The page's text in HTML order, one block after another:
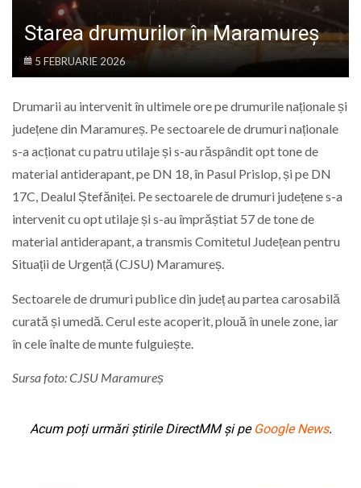
Starea drumurilor în Maramureș
5 FEBRUARIE 2026
Drumarii au intervenit în ultimele ore pe drumurile naționale și
județene din Maramureș. Pe sectoarele de drumuri naționale
s-a acționat cu patru utilaje și s-au răspândit opt tone de
material antiderapant, pe DN 18, în Pasul Prislop, și pe DN
17C, Dealul Ștefăniței. Pe sectoarele de drumuri județene s-a
intervenit cu opt utilaje și s-au împrăștiat 57 de tone de
material antiderapant, a transmis Comitetul Județean pentru
Situații de Urgență (CJSU) Maramureș.
Sectoarele de drumuri publice din județ au partea carosabilă
curată și umedă. Cerul este acoperit, plouă în unele zone, iar
în cele înalte de munte fulguiește.
Sursa foto: CJSU Maramureș
Acum poți urmări știrile DirectMM și pe Google News.